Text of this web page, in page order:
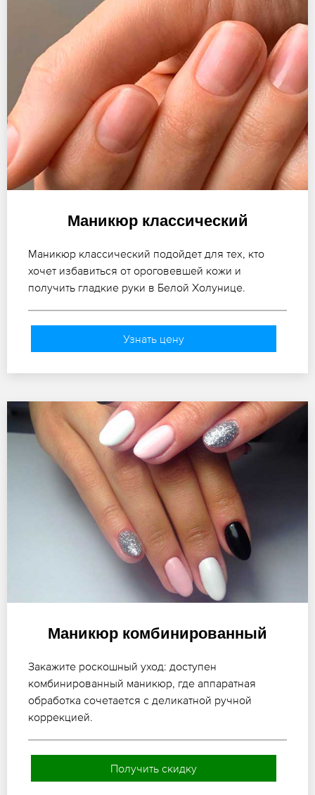
Маникюр классический
Маникюр классический подойдет для тех, кто
хочет избавиться от ороговевшей кожи и
получить гладкие руки в Белой Холунице.
Узнать цену
Маникюр комбинированный
Закажите роскошный уход: доступен
комбинированный маникюр, где аппаратная
обработка сочетается с деликатной ручной
коррекцией.
Получить скидку